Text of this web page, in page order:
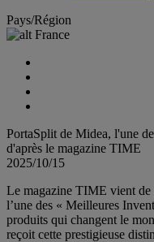
Pays/Région
France
PortaSplit de Midea, l'une
d'après le magazine TIME
2025/10/15
Le magazine TIME vient
l’une des « Meilleures
produits qui changent le
reçoit cette prestigieuse